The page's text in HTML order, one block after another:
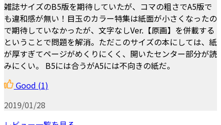
雑誌サイズのB5版を期待していたが、コマの粗さでA5版で
も違和感が無い！目玉のカラー特集は紙面が小さくなったの
で期待していなかったが、文字なしVer.【原画】を併載する
ということで問題を解消。ただこのサイズの本にしては、紙
が厚すぎてページがめくりにくく、開いたセンター部分が読
みにくい。 B5には合うがA5には不向きの紙だ。
Good (1)
2019/01/28